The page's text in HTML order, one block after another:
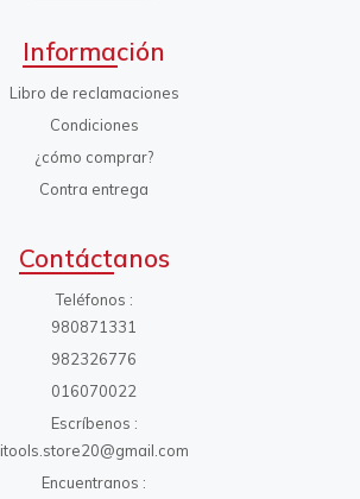
Información
Libro de reclamaciones
Condiciones
¿cómo comprar?
Contra entrega
Contáctanos
Teléfonos
980871331
982326776
016070022
Escríbenos
itools.store20@gmail.com
Encuentranos